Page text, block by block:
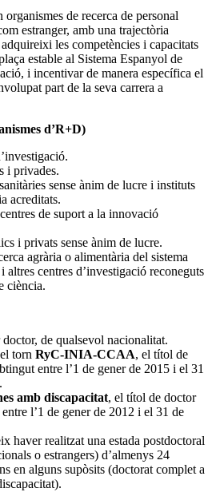
de recerca de personal
estranger, amb una trajectòria
les competències i capacitats
estable al Sistema Espanyol de
i incentivar de manera específica el
part de la seva carrera a
d’R+D)
i privades.
sense ànim de lucre i instituts
acreditats.
de suport a la innovació
i privats sense ànim de lucre.
agrària o alimentària del sistema
centres d’investigació reconeguts
ciència.
de qualsevol nacionalitat.
torn RyC-INIA-CCAA, el títol de
entre l’1 de gener de 2015 i el 31
amb discapacitat, el títol de doctor
l’1 de gener de 2012 i el 31 de
haver realitzat una estada postdoctoral
o estrangers) d’almenys 24
en alguns supòsits (doctorat complet a